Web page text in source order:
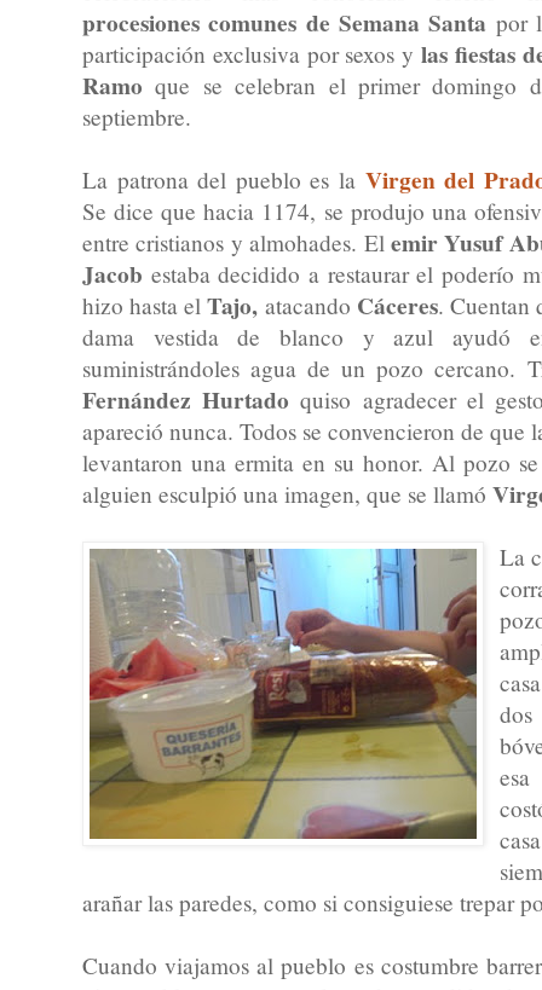
procesiones comunes de Semana Santa por
participación exclusiva por sexos y las fiestas
Ramo que se celebran el primer domingo
septiembre.
La patrona del pueblo es la Virgen del
Se dice que hacia 1174, se produjo una
entre cristianos y almohades. Elemir Yusuf
Jacob estaba decidido a restaurar el poderío
hizo hasta elTajo, atacando Cáceres. Cuentan
dama vestida de blanco y azul ayudó
suministrándoles agua de un pozo cercano.
Fernández Hurtado quiso agradecer el
apareció nunca. Todos se convencieron de
levantaron una ermita en su honor. Al pozo
alguien esculpió una imagen, que se llamó
La
arañar las paredes, como si consiguiese trepar
Cuando viajamos al pueblo es costumbre